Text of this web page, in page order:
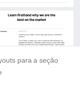
para a seção